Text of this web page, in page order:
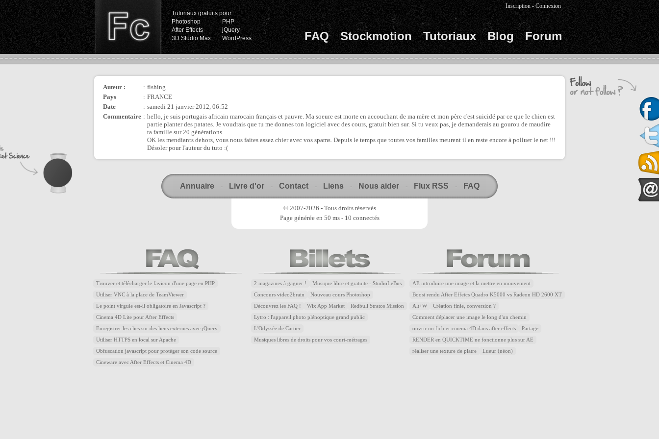
Tutoriaux gratuits pour :
Photoshop
PHP
After Effects
jQuery
3D Studio Max
WordPress FAQ Stockmotion Tutoriaux Blog Forum
Inscription -Connexion
Auteur : : fishing
Pays
: FRANCE
Date
: samedi 21 janvier 2012, 06:52
Commentaire : hello, je suis portugais africain marocain français et pauvre. Ma soeure est morte en accouchant de ma mère et mon père c'est suicidé par ce que le chien est
partie planter des patates. Je voudrais que tu me donnes ton logiciel avec des cours, gratuit bien sur. Si tu veux pas, je demanderais au gourou de maudire
ta famille sur 20 générations....
OK les mendiants dehors, vous nous faites assez chier avec vos spams. Depuis le temps que toutes vos familles meurent il en reste encore à polluer le net !!!
Désoler pour l'auteur du tuto :(
Annuaire - Livre d'or - Contact - Liens - Nous aider - Flux RSS - FAQ
© 2007-2026 - Tous droits réservés
Page générée en 50 ms - 10 connectés
Trouver et télécharger le favicon d'une page en PHP
Utiliser VNC à la place de TeamViewer
Le point virgule est-il obligatoire en Javascript ?
Cinema 4D Lite pour After Effects
Enregistrer les clics sur des liens externes avec jQuery
Utiliser HTTPS en local sur Apache
Obfuscation javascript pour protéger son code source
Cineware avec After Effects et Cinema 4D
2 magazines à gagner ! Musique libre et gratuite - StudioLeBus
Concours video2brain Nouveau cours Photoshop
Découvrez les FAQ ! Wix App Market Redbull Stratos Mission
Lytro : l'appareil photo plénoptique grand public
L'Odyssée de Cartier
Musiques libres de droits pour vos court-métrages
AE introduire une image et la mettre en mouvement
Boost rendu After Effetcs Quadro K5000 vs Radeon HD 2600 XT
Alt+W Création finie, conversion ?
Comment déplacer une image le long d'un chemin
ouvrir un fichier cinema 4D dans after effects Partage
RENDER en QUICKTIME ne fonctionne plus sur AE
réaliser une texture de platre Lueur (néon)